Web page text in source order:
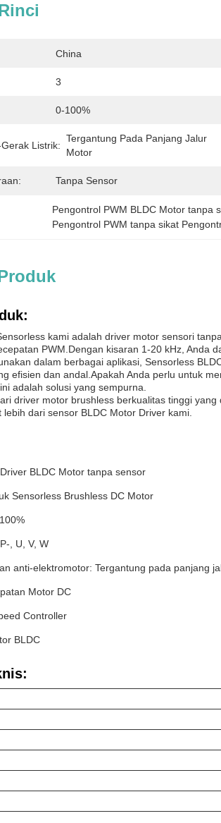
China
3
0-100%
Listrik:
Tergantung Pada Panjang Jalur
Motor
Tanpa Sensor
Pengontrol PWM BLDC Motor tanpa
Pengontrol PWM tanpa sikat
kami adalah driver motor sensori
PWM.Dengan kisaran 1-20 kHz, Anda
dalam berbagai aplikasi, Sensorless
efisien dan andal.Apakah Anda perlu untuk
adalah solusi yang sempurna.
driver motor brushless berkualitas tinggi
dari sensor BLDC Motor Driver kami.
BLDC Motor tanpa sensor
Sensorless Brushless DC Motor
, U, V, W
anti-elektromotor: Tergantung pada panjang
Motor DC
Controller
BLDC